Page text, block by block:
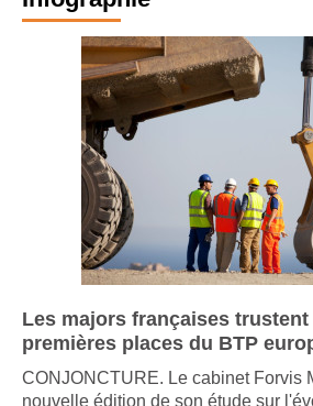
Infographie
Les majors françaises trustent
premières places du BTP
CONJONCTURE. Le cabinet Forvis